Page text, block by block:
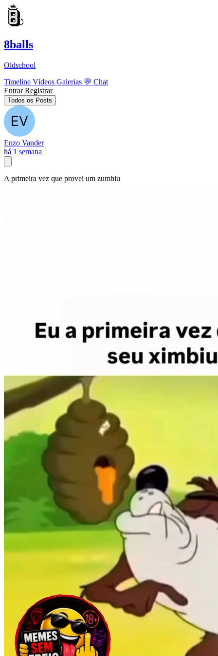
8balls
Oldschool
Timeline Vídeos Galerias 💬 Chat
Entrar Registrar
Todos os Posts
Enzo Vander
há 1 semana
A primeira vez que provei um zumbiu